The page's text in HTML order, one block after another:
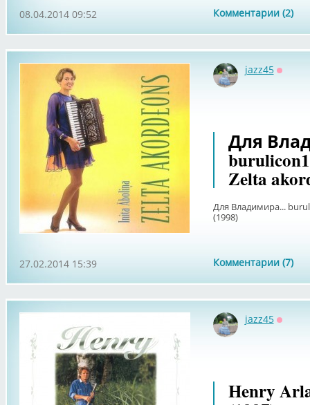
Комментарии (2)
08.04.2014 09:52
jazz45
Для
Zelta
Для Владимира...
(1998)
Комментарии (7)
27.02.2014 15:39
jazz45
Henry